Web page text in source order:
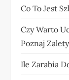
Co To Jest
Czy Warto
Poznaj
Ile Zarabia